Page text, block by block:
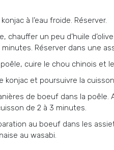
à l’eau froide. Réserver.
chauffer un peu d’huile
Réserver dans une
cuire le chou chinois et
konjac et poursuivre la
de boeuf dans la poêle.
de 2 à 3 minutes.
au boeuf dans les
au wasabi.